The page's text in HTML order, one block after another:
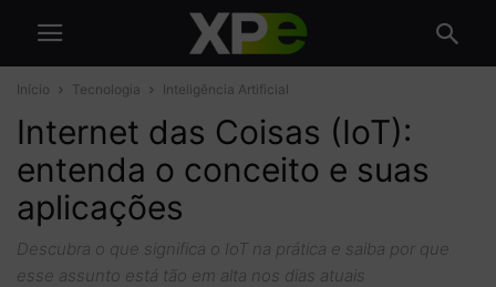
Início Tecnologia Inteligência Artificial
Internet das Coisas (IoT):
entenda o conceito e suas
aplicações
Descubra o que significa o IoT na prática e saiba por que
esse assunto está tão em alta nos dias atuais